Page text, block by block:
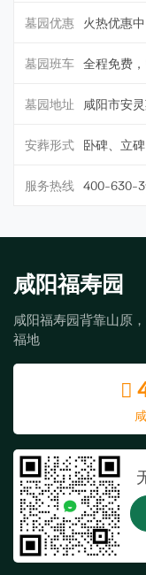
墓园优惠 火热优惠中
墓园班车 全程免费
墓园地址 咸阳市安
安葬形式 卧碑、立碑
服务热线 400-630-
咸阳福寿园
咸阳福寿园背靠山原
福地